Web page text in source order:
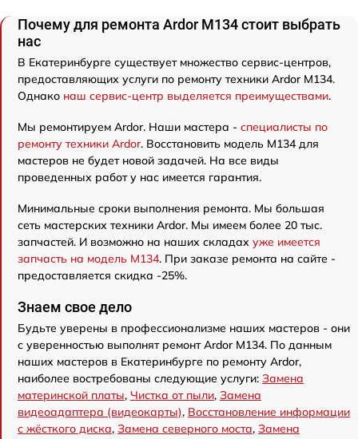
Почему для ремонта Ardor M134 стоит выбрать
нас
В Екатеринбурге существует множество сервис-центров,
предоставляющих услуги по ремонту техники Ardor M134.
Однако наш сервис-центр выделяется преимуществами.
Мы ремонтируем Ardor. Наши мастера - специалисты по
ремонту техники Ardor. Восстановить модель M134 для
мастеров не будет новой задачей. На все виды
проведенных работ у нас имеется гарантия.
Минимальные сроки выполнения ремонта. Мы большая
сеть мастерских техники Ardor. Мы имеем более 20 тыс.
запчастей. И возможно на наших складах уже имеется
запчасть на модель M134. При заказе ремонта на сайте -
предоставляется скидка -25%.
Знаем свое дело
Будьте уверены в профессионализме наших мастеров - они
с уверенностью выполнят ремонт Ardor M134. По данным
наших мастеров в Екатеринбурге по ремонту Ardor,
наиболее востребованы следующие услуги: Замена
материнской платы, Чистка от пыли, Замена
видеоадаптера (видеокарты), Восстановление информации
с жёсткого диска, Замена северного моста, Замена